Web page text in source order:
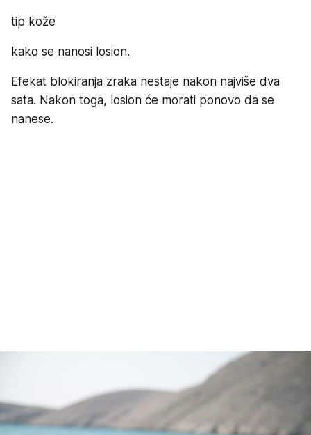
tip kože
kako se nanosi losion.
Efekat blokiranja zraka nestaje nakon najviše dva
sata. Nakon toga, losion će morati ponovo da se
nanese.